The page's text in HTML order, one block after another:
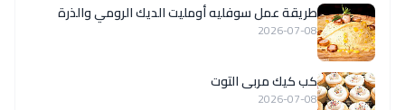
طريقة عمل سوفليه أومليت الديك الرومي والذرة
2026-07-08
كب كيك مربى التوت
2026-07-08